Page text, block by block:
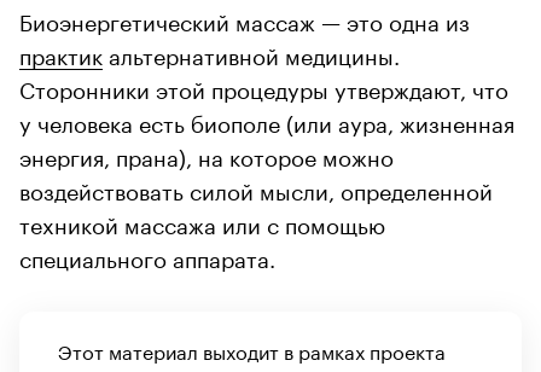
Биоэнергетический массаж — это одна из
практикальтернативной медицины.
Сторонники этой процедуры утверждают, что
у человека есть биополе (или аура, жизненная
энергия, прана), на которое можно
воздействовать силой мысли, определенной
техникой массажа или с помощью
специального аппарата.
Этот материал выходит в рамках проекта